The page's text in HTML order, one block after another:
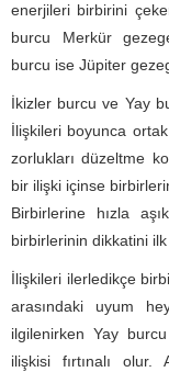
enerjileri birbirini
burcu Merkür
burcu ise Jüpiter
İkizler burcu ve Yay
İlişkileri boyunca
zorlukları düzeltme
bir ilişki içinse
Birbirlerine hızla
birbirlerinin dikkatini
İlişkileri ilerledikçe
arasındaki uyum
ilgilenirken Yay
ilişkisi fırtınalı olur.